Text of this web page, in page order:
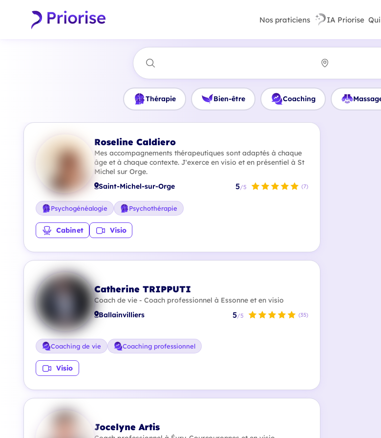
Nos praticiens IA Priorise
Thérapie Bien-être Coaching
Roseline Caldiero
Mes accompagnements thérapeutiques sont adaptés à chaque
âge et à chaque contexte. J'exerce en visio et en présentiel à St
Michel sur Orge.
Saint-Michel-sur-Orge 5/5 (7)
Psychogénéalogie Psychothérapie
Cabinet Visio
Catherine TRIPPUTI
Coach de vie - Coach professionnel à Essonne et en visio
Ballainvilliers 5/5 (35)
Coaching de vie Coaching professionnel
Visio
Jocelyne Artis